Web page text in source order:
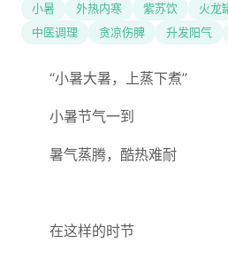
小暑 外热内寒 紫苏饮 火龙
中医调理
贪凉伤脾 升发阳气
“小暑大暑，上蒸下煮”
小暑节气一到
暑气蒸腾，酷热难耐
在这样的时节